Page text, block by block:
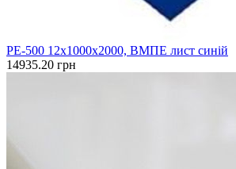
PE-500 12х1000х2000, ВМПЕ лист синій
14935.20 грн